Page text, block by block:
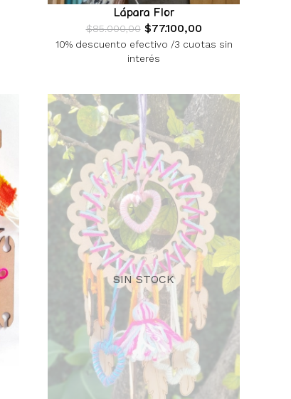
Lápara Flor
$85.000,00$77.100,00
10% descuento efectivo /3 cuotas sin
interés
SIN STOCK